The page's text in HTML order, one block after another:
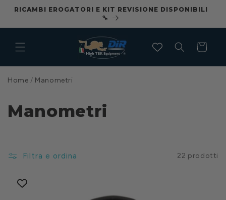
direttamente
RICAMBI EROGATORI E KIT REVISIONE DISPONIBILI
🔧
Carrello
Home / Manometri
Manometri
Filtra e ordina 22 prodotti